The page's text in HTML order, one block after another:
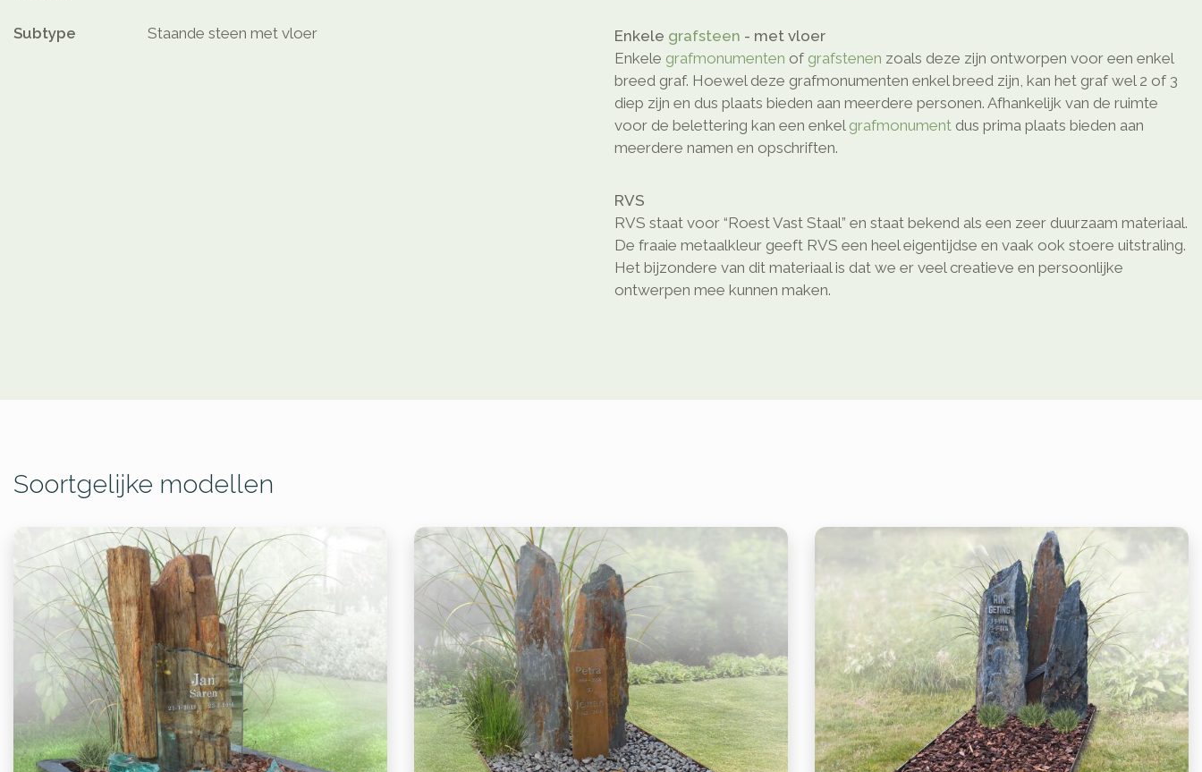
Subtype Staande steen met vloer Enkele grafsteen - met vloer
Enkele grafmonumenten of grafstenen zoals deze zijn ontworpen voor een enkel
breed graf. Hoewel deze grafmonumenten enkel breed zijn, kan het graf wel 2 of 3
diep zijn en dus plaats bieden aan meerdere personen. Afhankelijk van de ruimte
voor de belettering kan een enkel grafmonument dus prima plaats bieden aan
meerdere namen en opschriften.
RVS
RVS staat voor “Roest Vast Staal” en staat bekend als een zeer duurzaam materiaal.
De fraaie metaalkleur geeft RVS een heel eigentijdse en vaak ook stoere uitstraling.
Het bijzondere van dit materiaal is dat we er veel creatieve en persoonlijke
ontwerpen mee kunnen maken.
Soortgelijke modellen